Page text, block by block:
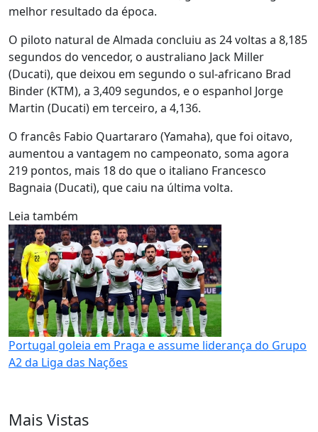
melhor resultado da época.
O piloto natural de Almada concluiu as 24 voltas a 8,185
segundos do vencedor, o australiano Jack Miller
(Ducati), que deixou em segundo o sul-africano Brad
Binder (KTM), a 3,409 segundos, e o espanhol Jorge
Martin (Ducati) em terceiro, a 4,136.
O francês Fabio Quartararo (Yamaha), que foi oitavo,
aumentou a vantagem no campeonato, soma agora
219 pontos, mais 18 do que o italiano Francesco
Bagnaia (Ducati), que caiu na última volta.
Leia também
Portugal goleia em Praga e assume liderança do Grupo
A2 da Liga das Nações
Mais Vistas